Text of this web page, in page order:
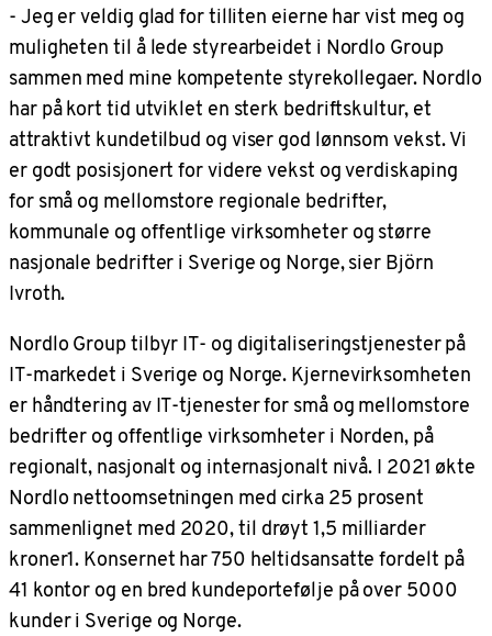
- Jeg er veldig glad for tilliten eierne har vist meg og
muligheten til å lede styrearbeidet i Nordlo Group
sammen med mine kompetente styrekollegaer. Nordlo
har på kort tid utviklet en sterk bedriftskultur, et
attraktivt kundetilbud og viser god lønnsom vekst. Vi
er godt posisjonert for videre vekst og verdiskaping
for små og mellomstore regionale bedrifter,
kommunale og offentlige virksomheter og større
nasjonale bedrifter i Sverige og Norge, sier Björn
Ivroth.
Nordlo Group tilbyr IT- og digitaliseringstjenester på
IT-markedet i Sverige og Norge. Kjernevirksomheten
er håndtering av IT-tjenester for små og mellomstore
bedrifter og offentlige virksomheter i Norden, på
regionalt, nasjonalt og internasjonalt nivå. I 2021 økte
Nordlo nettoomsetningen med cirka 25 prosent
sammenlignet med 2020, til drøyt 1,5 milliarder
kroner1. Konsernet har 750 heltidsansatte fordelt på
41 kontor og en bred kundeportefølje på over 5000
kunder i Sverige og Norge.